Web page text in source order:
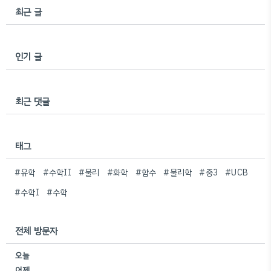
최근 글
인기 글
최근 댓글
태그
#유학 #수학II #물리 #화학 #함수 #물리학 #중3
#UCB
#수학I
#수학
전체 방문자
오늘